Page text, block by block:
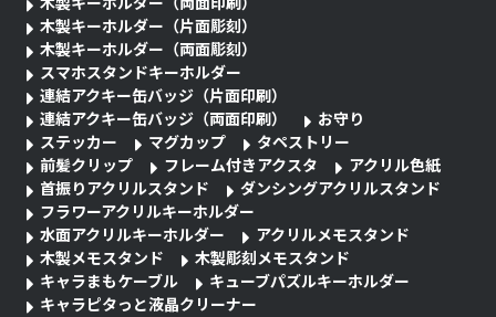
木製キーホルダー（片面彫刻）
木製キーホルダー（両面彫刻）
スマホスタンドキーホルダー
連結アクキー缶バッジ（片面印刷）
連結アクキー缶バッジ（両面印刷）
お守り
ステッカー
マグカップ
タペストリー
前髪クリップ
フレーム付きアクスタ
アクリル色紙
首振りアクリルスタンド
ダンシングアクリルスタンド
フラワーアクリルキーホルダー
水面アクリルキーホルダー
アクリルメモスタンド
木製メモスタンド
木製彫刻メモスタンド
キャラまもケーブル
キューブパズルキーホルダー
キャラピタっと液晶クリーナー